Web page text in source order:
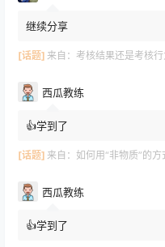
继续分享
[话题] 来自： 考核结果还是考核
西瓜教练
👍学到了
[话题] 来自： 如何用“非物质”的方
西瓜教练
👍学到了